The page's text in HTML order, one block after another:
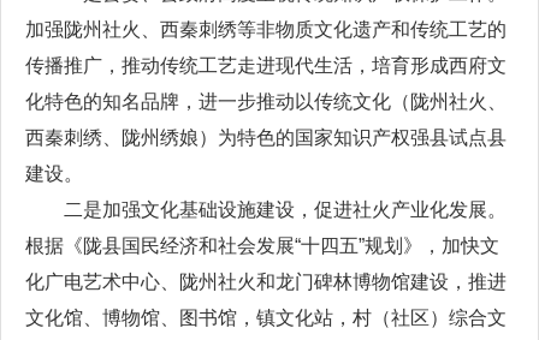
加强陇州社火、西秦刺绣等非物质文化遗产和传统工艺的
传播推广，推动传统工艺走进现代生活，培育形成西府文
化特色的知名品牌，进一步推动以传统文化（陇州社火、
西秦刺绣、陇州绣娘）为特色的国家知识产权强县试点县
建设。
二是加强文化基础设施建设，促进社火产业化发展。
根据《陇县国民经济和社会发展“十四五”规划》，加快文
化广电艺术中心、陇州社火和龙门碑林博物馆建设，推进
文化馆、博物馆、图书馆，镇文化站，村（社区）综合文